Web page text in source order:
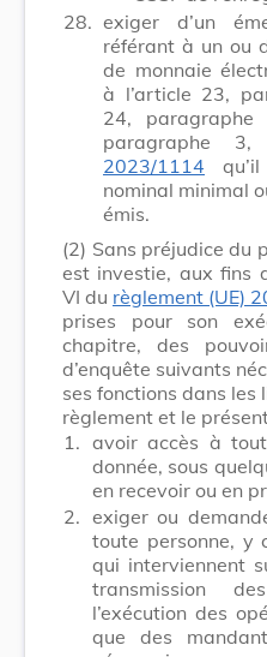
28. exiger d’un
référant à un ou
de monnaie
à l’article 23,
24,
paragraphe
2023/1114
nominal minimal
émis.
(2) Sans préjudice du
est investie, aux fins
VI du règlement (UE)
prises pour son
chapitre, des
d’enquête suivants
ses fonctions dans
règlement et le
1. avoir accès à
donnée, sous
en recevoir ou en
2. exiger ou
toute personne, y
qui interviennent
transmission
l’exécution des
que des